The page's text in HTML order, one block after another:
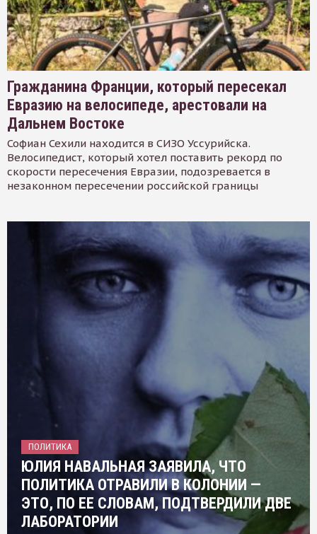
Гражданина Франции, который пересекал
Евразию на велосипеде, арестовали на
Дальнем Востоке
Софиан Сехили находится в СИЗО Уссурийска.
Велосипедист, который хотел поставить рекорд по
скорости пересечения Евразии, подозревается в
незаконном пересечении российской границы
ПОЛИТИКА
ЮЛИЯ НАВАЛЬНАЯ ЗАЯВИЛА, ЧТО
ПОЛИТИКА ОТРАВИЛИ В КОЛОНИИ —
ЭТО, ПО ЕЕ СЛОВАМ, ПОДТВЕРДИЛИ ДВЕ
ЛАБОРАТОРИИ